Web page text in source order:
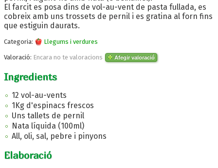
El farcit es posa dins de vol-au-vent de pasta fullada, es
cobreix amb uns trossets de pernil i es gratina al forn fins
que estiguin daurats.
Categoria: Llegums i verdures
Valoració: Encara no te valoracions Afegir valoració
Ingredients
12 vol-au-vents
1Kg d'espinacs frescos
Uns tallets de pernil
Nata líquida (100ml)
All, oli, sal, pebre i pinyons
Elaboració